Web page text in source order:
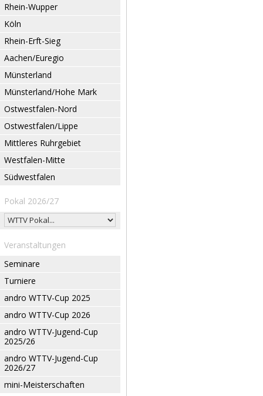
Rhein-Wupper
Köln
Rhein-Erft-Sieg
Aachen/Euregio
Münsterland
Münsterland/Hohe Mark
Ostwestfalen-Nord
Ostwestfalen/Lippe
Mittleres Ruhrgebiet
Westfalen-Mitte
Südwestfalen
Pokal 2026/27
Veranstaltungen
Seminare
Turniere
andro WTTV-Cup 2025
andro WTTV-Cup 2026
andro WTTV-Jugend-Cup
2025/26
andro WTTV-Jugend-Cup
2026/27
mini-Meisterschaften